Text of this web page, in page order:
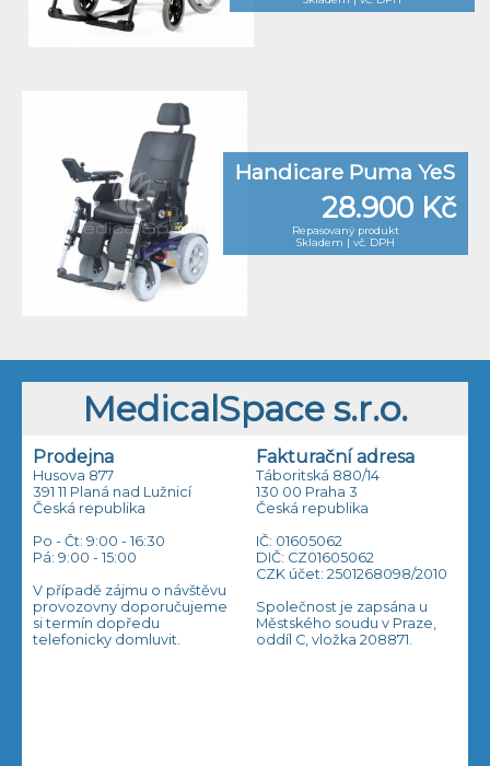
Handicare Puma YeS
28.900 Kč
Repasovaný produkt
Skladem | vč. DPH
MedicalSpace s.r.o.
Prodejna
Husova 877
391 11 Planá nad Lužnicí
Česká republika
Po - Čt: 9:00 - 16:30
Pá: 9:00 - 15:00
V případě zájmu o návštěvu
provozovny doporučujeme
si termín dopředu
telefonicky domluvit.
Fakturační adresa
Táboritská 880/14
130 00 Praha 3
Česká republika
IČ: 01605062
DIČ: CZ01605062
CZK účet: 2501268098/2010
Společnost je zapsána u
Městského soudu v Praze,
oddíl C, vložka 208871.